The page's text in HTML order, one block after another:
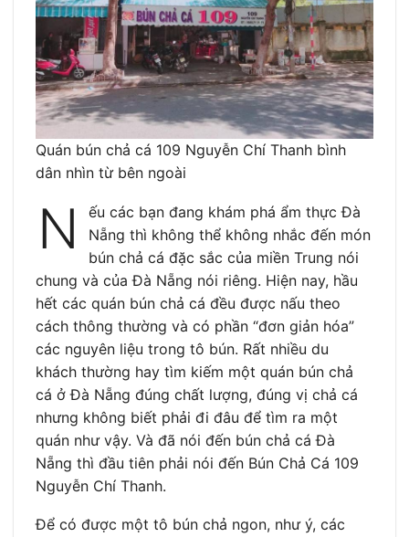
Quán bún chả cá 109 Nguyễn Chí Thanh bình
dân nhìn từ bên ngoài
N
ếu các bạn đang khám phá ẩm thực Đà
Nẵng thì không thể không nhắc đến món
bún chả cá đặc sắc của miền Trung nói
chung và của Đà Nẵng nói riêng. Hiện nay, hầu
hết các quán bún chả cá đều được nấu theo
cách thông thường và có phần “đơn giản hóa”
các nguyên liệu trong tô bún. Rất nhiều du
khách thường hay tìm kiếm một quán bún chả
cá ở Đà Nẵng đúng chất lượng, đúng vị chả cá
nhưng không biết phải đi đâu để tìm ra một
quán như vậy. Và đã nói đến bún chả cá Đà
Nẵng thì đầu tiên phải nói đến Bún Chả Cá 109
Nguyễn Chí Thanh.
Để có được một tô bún chả ngon, như ý, các